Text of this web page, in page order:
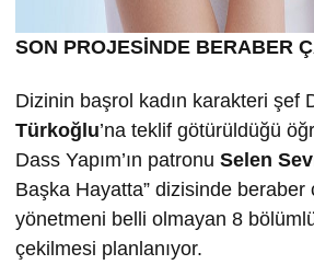
SON PROJESİNDE BERABER
Dizinin başrol kadın karakteri şef
Türkoğlu’na teklif götürüldüğü
Dass Yapım’ın patronu Selen
Başka Hayatta” dizisinde beraber
yönetmeni belli olmayan 8
çekilmesi planlanıyor.